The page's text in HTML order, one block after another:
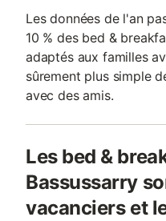
Les données de l'an
10 % des bed &
adaptés aux familles
sûrement plus simple
avec des amis.
Les bed &
Bassussarry
vacanciers et